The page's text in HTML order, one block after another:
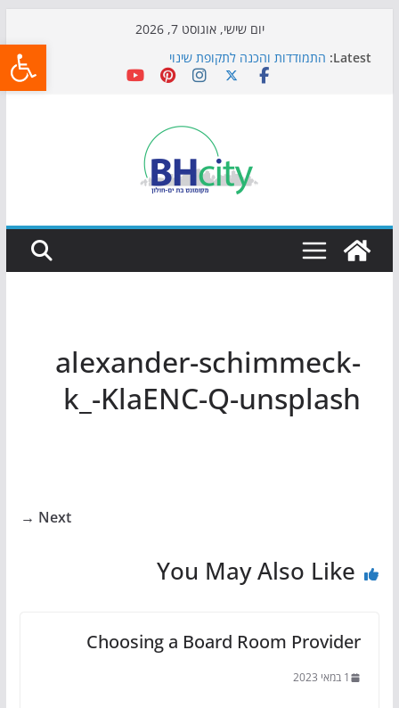
יום שישי, אוגוסט 7, 2026
Latest: התמודדות והכנה לתקופת שינוי
אי ההרפתקאות ממשיך לכבוש את הגינות: מאות משפחות
כדורגל באווירה מיוחדת: הקרנת גמר המונדיאל בטרמינל
הקיץ של בני הנוער בבת־ים: חוף הריביירה הופך למרחב
בטוח בשעות הערב
alexander-schimmeck-
k_-KlaENC-Q-unsplash
Next →
You May Also Like
Choosing a Board Room Provider
1 במאי 2023